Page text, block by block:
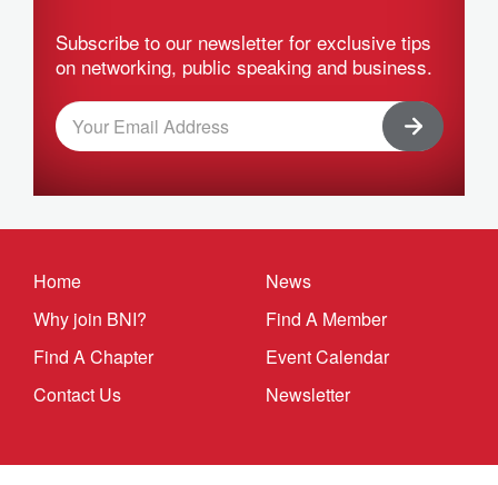
Subscribe to our newsletter for exclusive tips
on networking, public speaking and business.
Home
Why join BNI?
Find A Chapter
Contact Us
News
Find A Member
Event Calendar
Newsletter